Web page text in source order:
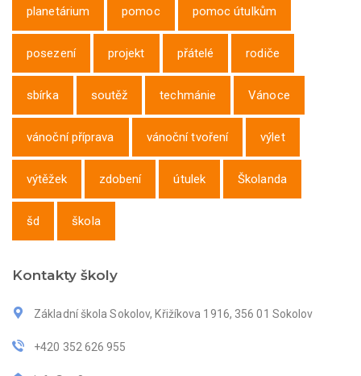
planetárium pomoc pomoc útulkům
posezení projekt přátelé rodiče
sbírka soutěž techmánie Vánoce
vánoční příprava vánoční tvoření výlet
výtěžek zdobení útulek Školanda
šd škola
Kontakty školy
Základní škola Sokolov, Křižíkova 1916, 356 01 Sokolov
+420 352 626 955